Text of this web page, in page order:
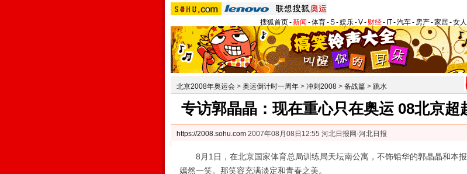
搜狐首页-新闻 -体育-S-娱乐-V- 财经- IT-汽车- 房产-家居-女人
北京2008年奥运会 > 奥运倒计时一周年 > 冲刺2008 > 备战篇 > 跳水
专访郭晶晶：现在重心只在奥运 08北京超
https://2008.sohu.com 2007年08月08日12:55 河北日报网-河北日报
8月1日，在北京国家体育总局训练局天坛南公寓，不饰铅华的郭晶晶和本
嫣然一笑。那笑容充满淡定和青春之美。